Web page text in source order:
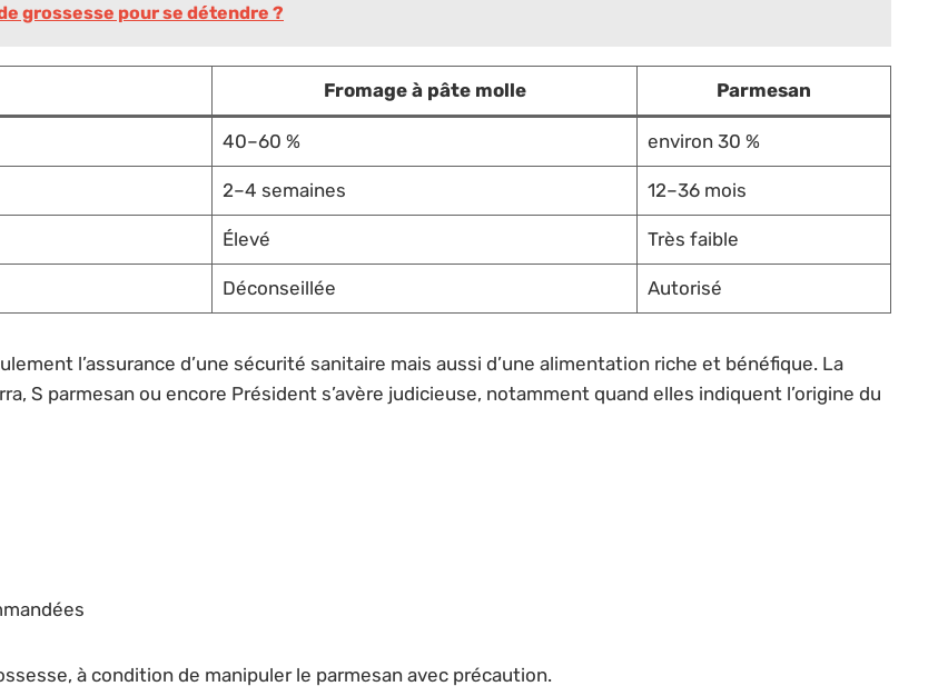
grossesse pour se détendre ?
Fromage à pâte molle Parmesan
40–60 % environ 30 %
2–4 semaines 12–36 mois
Élevé Très faible
Déconseillée Autorisé
l’assurance d’une sécurité sanitaire mais aussi d’une alimentation riche et bénéfique. La
S parmesan ou encore Président s’avère judicieuse, notamment quand elles indiquent l’origine du
à condition de manipuler le parmesan avec précaution.